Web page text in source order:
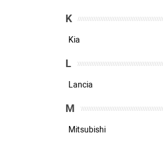
K
Kia
L
Lancia
M
Mitsubishi